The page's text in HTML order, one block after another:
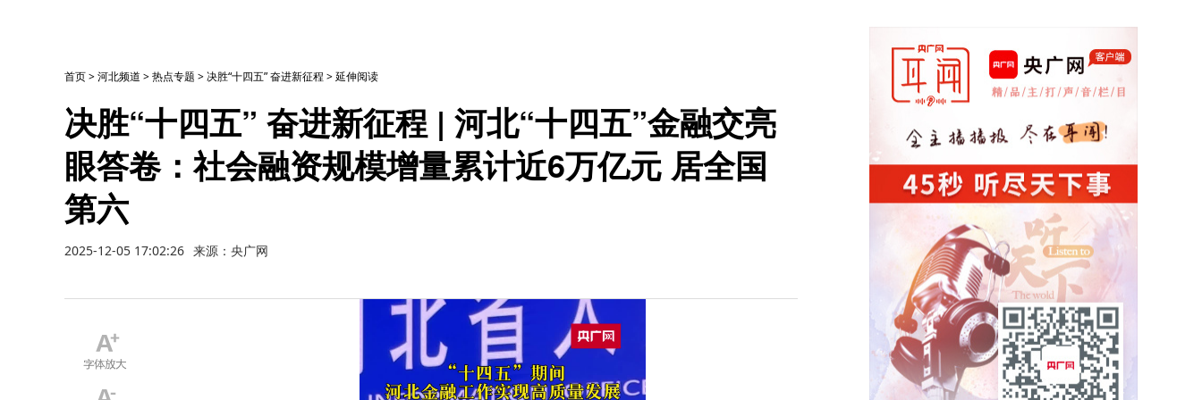
首页>河北频道 >热点专题 >决胜“十四五” 奋进新征程 >延伸阅读
决胜“十四五” 奋进新征程 | 河北“十四五”金融交亮
眼答卷：社会融资规模增量累计近6万亿元 居全国
第六
2025-12-05 17:02:26 来源：央广网